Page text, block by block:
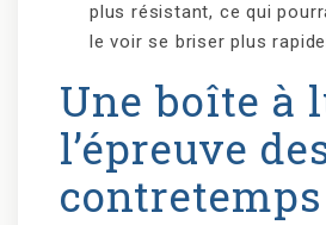
plus résistant, ce qui
le voir se briser plus
Une boîte à
l’épreuve
contretemps